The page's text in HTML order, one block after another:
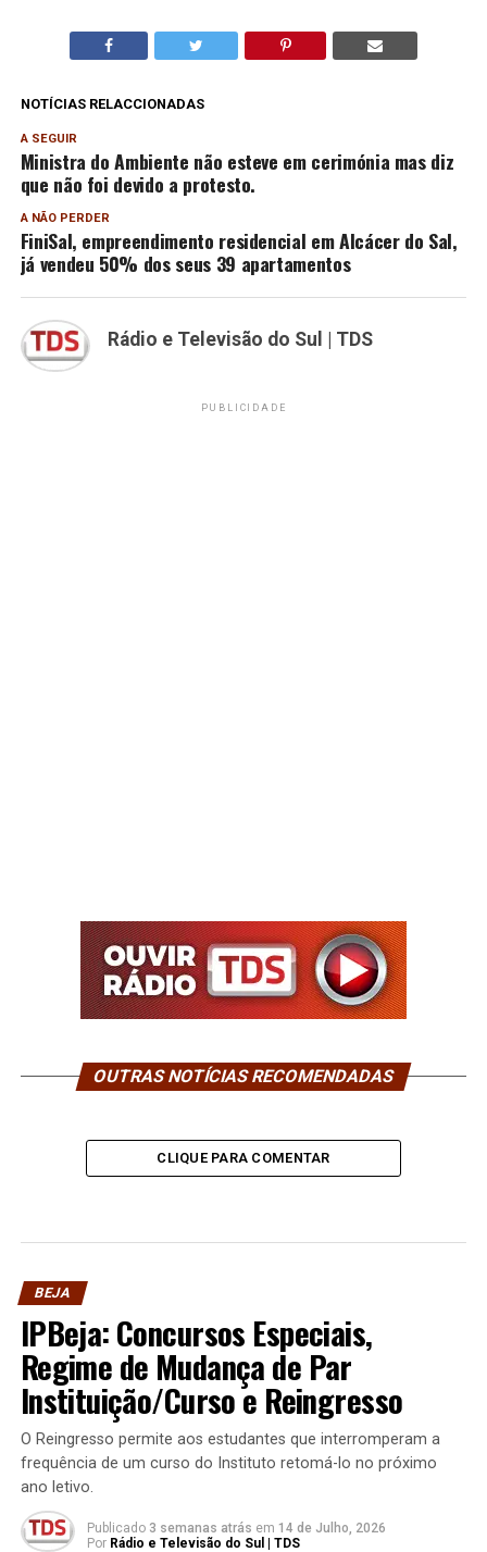
NOTÍCIAS RELACCIONADAS
A SEGUIR
Ministra do Ambiente não esteve em cerimónia mas diz
que não foi devido a protesto.
A NÃO PERDER
FiniSal, empreendimento residencial em Alcácer do Sal,
já vendeu 50% dos seus 39 apartamentos
Rádio e Televisão do Sul | TDS
PUBLICIDADE
OUTRAS NOTÍCIAS RECOMENDADAS
CLIQUE PARA COMENTAR
BEJA
IPBeja: Concursos Especiais,
Regime de Mudança de Par
Instituição/Curso e Reingresso
O Reingresso permite aos estudantes que interromperam a
frequência de um curso do Instituto retomá-lo no próximo
ano letivo.
Publicado 3 semanas atrás em 14 de Julho, 2026
Por Rádio e Televisão do Sul | TDS